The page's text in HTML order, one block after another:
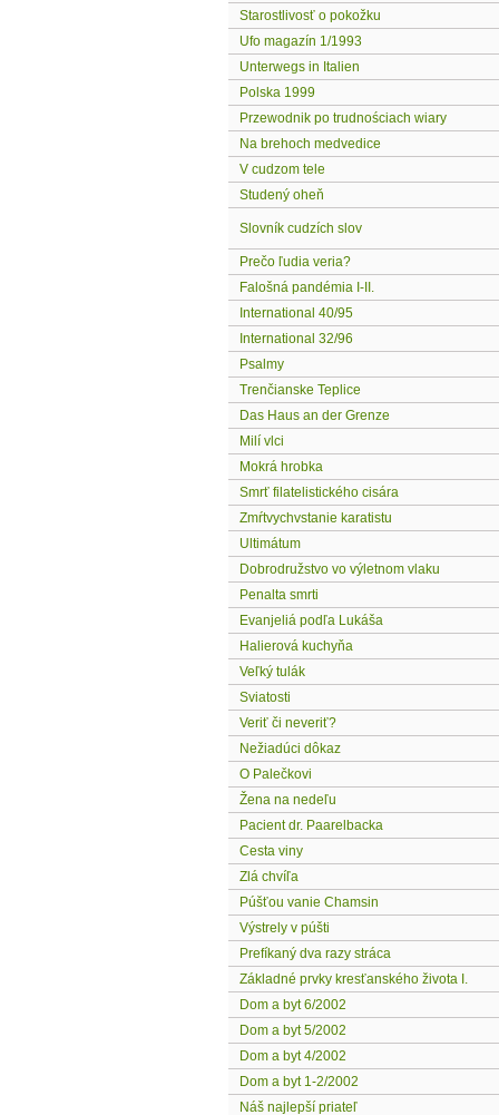
Starostlivosť o pokožku
Ufo magazín 1/1993
Unterwegs in Italien
Polska 1999
Przewodnik po trudnościach wiary
Na brehoch medvedice
V cudzom tele
Studený oheň
Slovník cudzích slov
Prečo ľudia veria?
Falošná pandémia I-II.
International 40/95
International 32/96
Psalmy
Trenčianske Teplice
Das Haus an der Grenze
Milí vlci
Mokrá hrobka
Smrť filatelistického cisára
Zmŕtvychvstanie karatistu
Ultimátum
Dobrodružstvo vo výletnom vlaku
Penalta smrti
Evanjeliá podľa Lukáša
Halierová kuchyňa
Veľký tulák
Sviatosti
Veriť či neveriť?
Nežiadúci dôkaz
O Palečkovi
Žena na nedeľu
Pacient dr. Paarelbacka
Cesta viny
Zlá chvíľa
Púšťou vanie Chamsin
Výstrely v púšti
Prefíkaný dva razy stráca
Základné prvky kresťanského života I.
Dom a byt 6/2002
Dom a byt 5/2002
Dom a byt 4/2002
Dom a byt 1-2/2002
Náš najlepší priateľ